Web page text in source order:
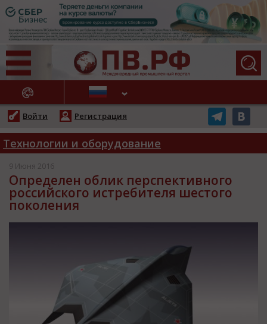
НОВОСТИ
Войти Регистрация
Технологии и оборудование
9 Июня 2016
Определен облик перспективного
российского истребителя шестого
поколения